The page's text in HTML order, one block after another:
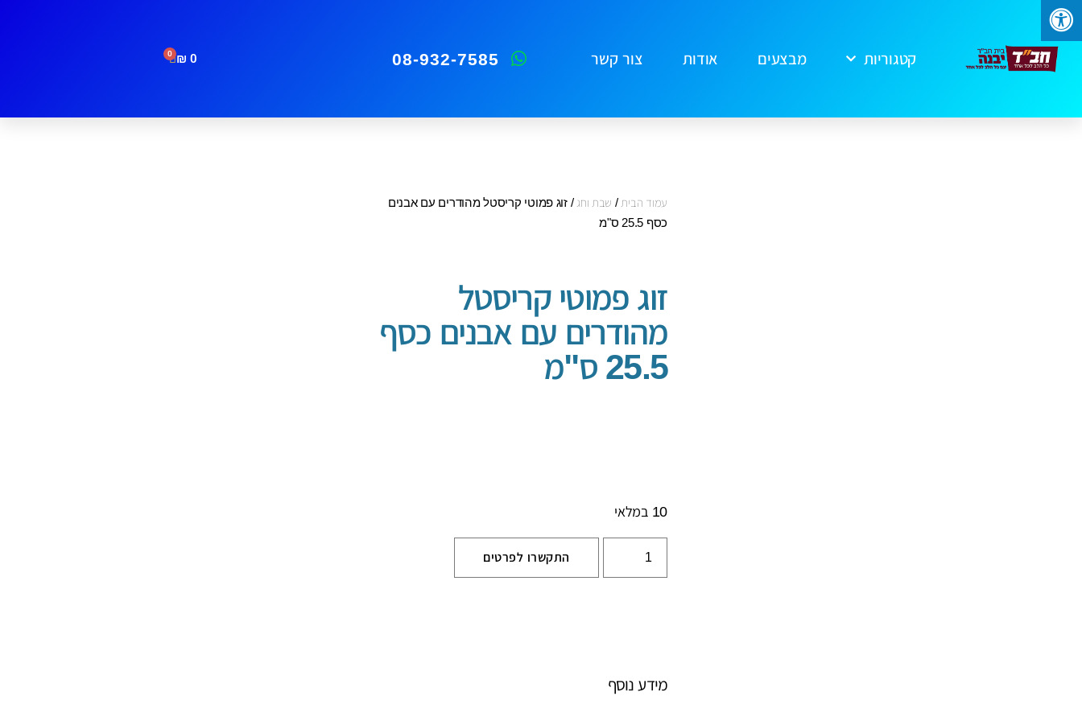
קטגוריות מבצעים אודות צור קשר 08-932-7585
0
₪
0
עמוד הבית / שבת וחג / זוג פמוטי קריסטל מהודרים עם אבנים
כסף 25.5 ס"מ
זוג פמוטי קריסטל
מהודרים עם אבנים כסף
25.5 ס"מ
10 במלאי
התקשרו לפרטים
מידע נוסף